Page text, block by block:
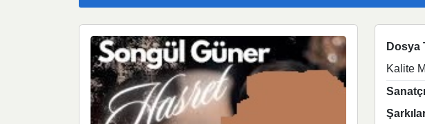
Dosya
Kalite